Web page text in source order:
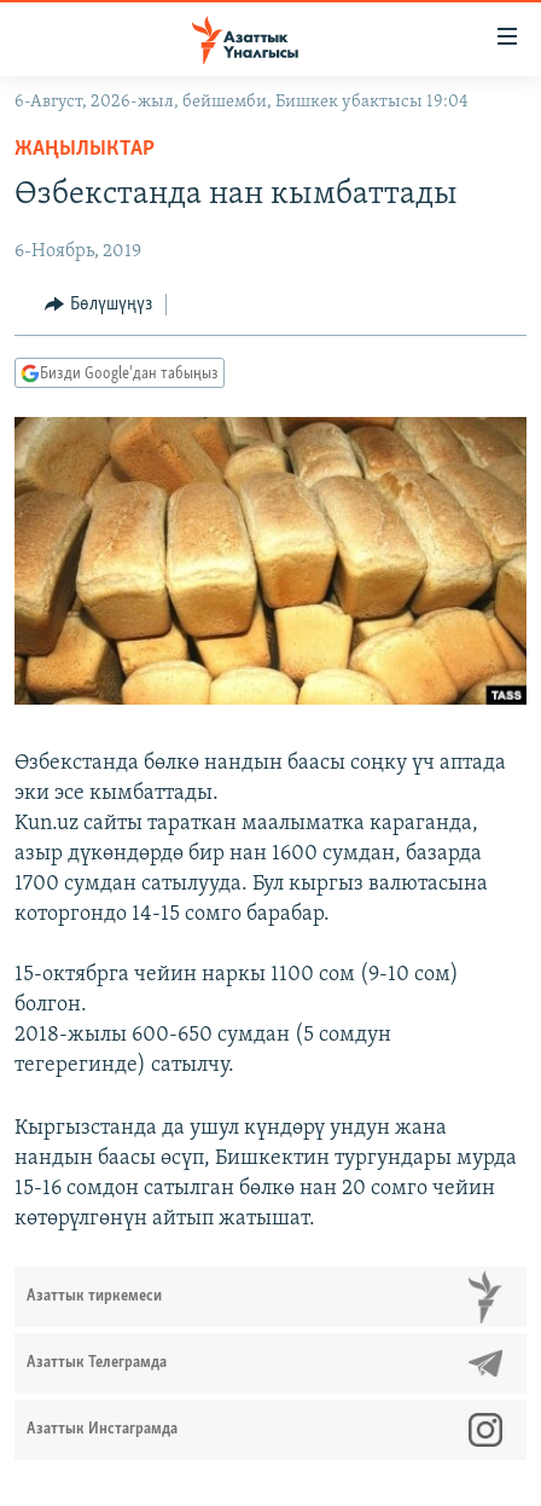
Навигацияга
өтүңүз
Издөөгө
салыңыз
КЫРГЫЗСТАН
САЯСАТ
ЭКОНОМИКА
ДҮЙНӨ
БОРБОР АЗИЯ
УКРАИНА
АТАЙЫН ИЛИКТӨӨ
БҮГҮН АЗАТТЫКТА
ЭКСПЕРТТЕР ТАЛДАЙТ
БИЗ ЖАНА ДҮЙНӨ
ДАНИСТЕ
ЭЖЕ-СИҢДИЛЕР
АЗАТТЫК+
ЫҢГАЙСЫЗ СУРООЛОР
ПОДКАСТ
ӨЗГӨЧӨ ПИКИР
Русский
ОНЛАЙН ШЕРИНЕ
6-Август, 2026-жыл, бейшемби, Бишкек убактысы 19:04
ЖАҢЫЛЫКТАР
Өзбекстанда нан кымбаттады
6-Ноябрь, 2019
Бөлүшүңүз
Бизди Google'дан табыңыз
Өзбекстанда бөлкө нандын баасы соңку үч аптада
эки эсе кымбаттады.
Kun.uz сайты тараткан маалыматка караганда,
азыр дүкөндөрдө бир нан 1600 сумдан, базарда
1700 сумдан сатылууда. Бул кыргыз валютасына
которгондо 14-15 сомго барабар.
15-октябрга чейин наркы 1100 сом (9-10 сом)
болгон.
2018-жылы 600-650 сумдан (5 сомдун
тегерегинде) сатылчу.
Кыргызстанда да ушул күндөрү ундун жана
нандын баасы өсүп, Бишкектин тургундары мурда
15-16 сомдон сатылган бөлкө нан 20 сомго чейин
көтөрүлгөнүн айтып жатышат.
Азаттык тиркемеси
Азаттык Телеграмда
Азаттык Инстаграмда